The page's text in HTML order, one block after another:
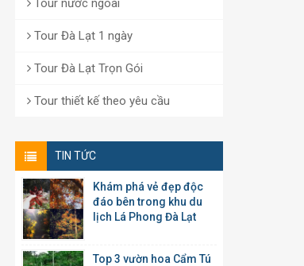
Tour nước ngoài
Tour Đà Lạt 1 ngày
Tour Đà Lạt Trọn Gói
Tour thiết kế theo yêu cầu
TIN TỨC
Khám phá vẻ đẹp độc
đáo bên trong khu du
lịch Lá Phong Đà Lạt
Top 3 vườn hoa Cẩm Tú